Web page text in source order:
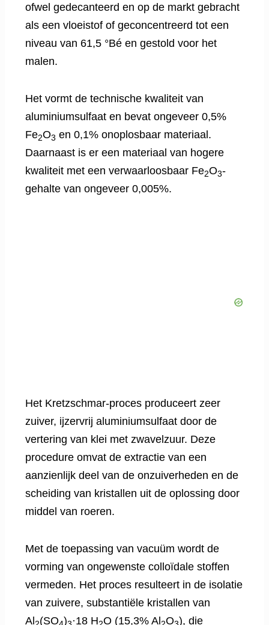
ofwel gedecanteerd en op de markt gebracht
als een vloeistof of geconcentreerd tot een
niveau van 61,5 °Bé en gestold voor het
malen.
Het vormt de technische kwaliteit van
aluminiumsulfaat en bevat ongeveer 0,5%
Fe2O3 en 0,1% onoplosbaar materiaal.
Daarnaast is er een materiaal van hogere
kwaliteit met een verwaarloosbaar Fe2O3-
gehalte van ongeveer 0,005%.
Het Kretzschmar-proces produceert zeer
zuiver, ijzervrij aluminiumsulfaat door de
vertering van klei met zwavelzuur. Deze
procedure omvat de extractie van een
aanzienlijk deel van de onzuiverheden en de
scheiding van kristallen uit de oplossing door
middel van roeren.
Met de toepassing van vacuüm wordt de
vorming van ongewenste colloïdale stoffen
vermeden. Het proces resulteert in de isolatie
van zuivere, substantiële kristallen van
Al
(SO ) ·18 H O (15,3% Al O ), die